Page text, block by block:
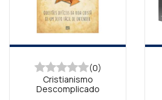
(0)
Cristianismo
Descomplicado